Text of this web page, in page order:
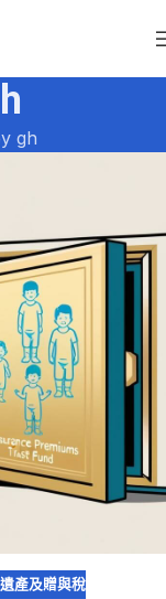
gh
遺產及贈與稅